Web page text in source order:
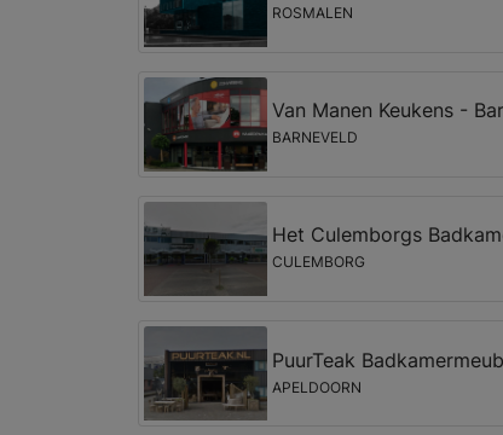
ROSMALEN
Van Manen Keukens -
BARNEVELD
Het Culemborgs
CULEMBORG
PuurTeak
APELDOORN